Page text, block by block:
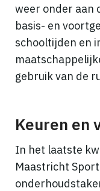
weer onder aan
basis- en
schooltijden en
gebruik van de
Keuren en
In het laatste
Maastricht